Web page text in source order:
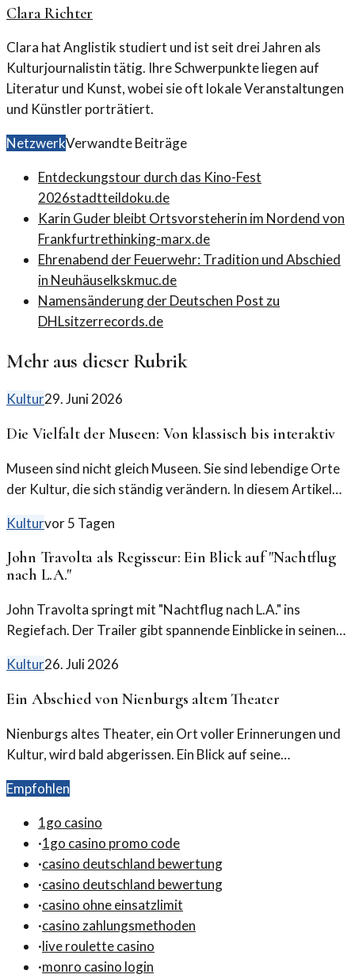
Clara Richter
Clara hat Anglistik studiert und ist seit drei Jahren als
Kulturjournalistin tätig. Ihre Schwerpunkte liegen auf
Literatur und Kunst, wobei sie oft lokale Veranstaltungen
und Künstler porträtiert.
NetzwerkVerwandte Beiträge
Entdeckungstour durch das Kino-Fest
2026stadtteildoku.de
Karin Guder bleibt Ortsvorsteherin im Nordend von
Frankfurtrethinking-marx.de
Ehrenabend der Feuerwehr: Tradition und Abschied
in Neuhäuselkskmuc.de
Namensänderung der Deutschen Post zu
DHLsitzerrecords.de
Mehr aus dieser Rubrik
Kultur29. Juni 2026
Die Vielfalt der Museen: Von klassisch bis interaktiv
Museen sind nicht gleich Museen. Sie sind lebendige Orte
der Kultur, die sich ständig verändern. In diesem Artikel
Kulturvor 5 Tagen
John Travolta als Regisseur: Ein Blick auf "Nachtflug
nach L.A."
John Travolta springt mit "Nachtflug nach L.A." ins
Regiefach. Der Trailer gibt spannende Einblicke in seinen
Kultur26. Juli 2026
Ein Abschied von Nienburgs altem Theater
Nienburgs altes Theater, ein Ort voller Erinnerungen und
Kultur, wird bald abgerissen. Ein Blick auf seine
Empfohlen
1go casino
·1go casino promo code
·casino deutschland bewertung
·casino deutschland bewertung
·casino ohne einsatzlimit
·casino zahlungsmethoden
·live roulette casino
·monro casino login